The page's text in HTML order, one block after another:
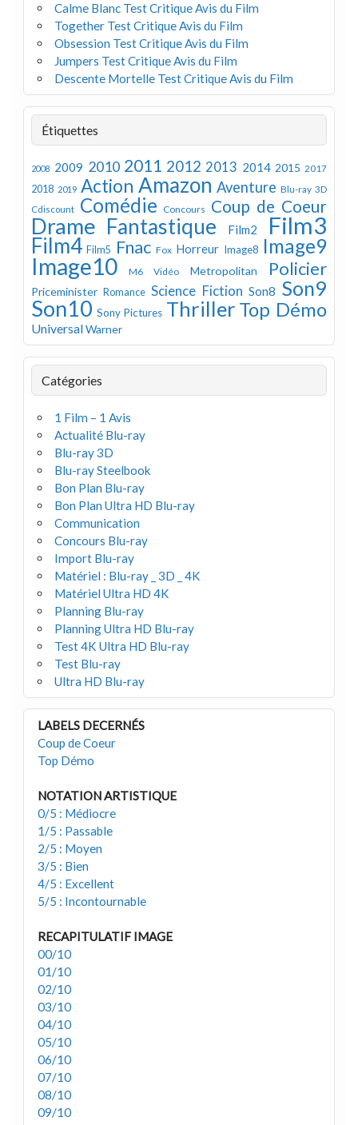
Calme Blanc Test Critique Avis du Film
Together Test Critique Avis du Film
Obsession Test Critique Avis du Film
Jumpers Test Critique Avis du Film
Descente Mortelle Test Critique Avis du Film
Étiquettes
2008 2009 2010 2011 2012 2013 2014 2015 2017
2018 2019 Action Amazon Aventure Blu-ray 3D
Cdiscount Comédie Concours Coup de Coeur
Drame Fantastique Film2 Film3
Film4 Film5 Fnac Fox Horreur Image8 Image9
Image10 M6 Vidéo Metropolitan Policier
Priceminister Romance Science Fiction Son8 Son9
Son10 Sony Pictures Thriller Top Démo
UniversalWarner
Catégories
1 Film – 1 Avis
Actualité Blu-ray
Blu-ray 3D
Blu-ray Steelbook
Bon Plan Blu-ray
Bon Plan Ultra HD Blu-ray
Communication
Concours Blu-ray
Import Blu-ray
Matériel : Blu-ray _ 3D _ 4K
Matériel Ultra HD 4K
Planning Blu-ray
Planning Ultra HD Blu-ray
Test 4K Ultra HD Blu-ray
Test Blu-ray
Ultra HD Blu-ray
LABELS DECERNÉS
Coup de Coeur
Top Démo
NOTATION ARTISTIQUE
0/5 : Médiocre
1/5 : Passable
2/5 : Moyen
3/5 : Bien
4/5 : Excellent
5/5 : Incontournable
RECAPITULATIF IMAGE
00/10
01/10
02/10
03/10
04/10
05/10
06/10
07/10
08/10
09/10